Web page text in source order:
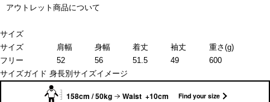
アウトレット商品について
サイズ
サイズ
肩幅 身幅 着丈 袖丈
重さ(g)
フリー
52 56 51.5 49
600
サイズガイド 身長別サイズイメージ
158cm / 50kg Waist +10cm Find your size